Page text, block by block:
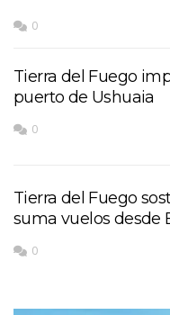
0
Tierra del Fuego
puerto de Ushuaia
0
Tierra del Fuego
suma vuelos desde
0